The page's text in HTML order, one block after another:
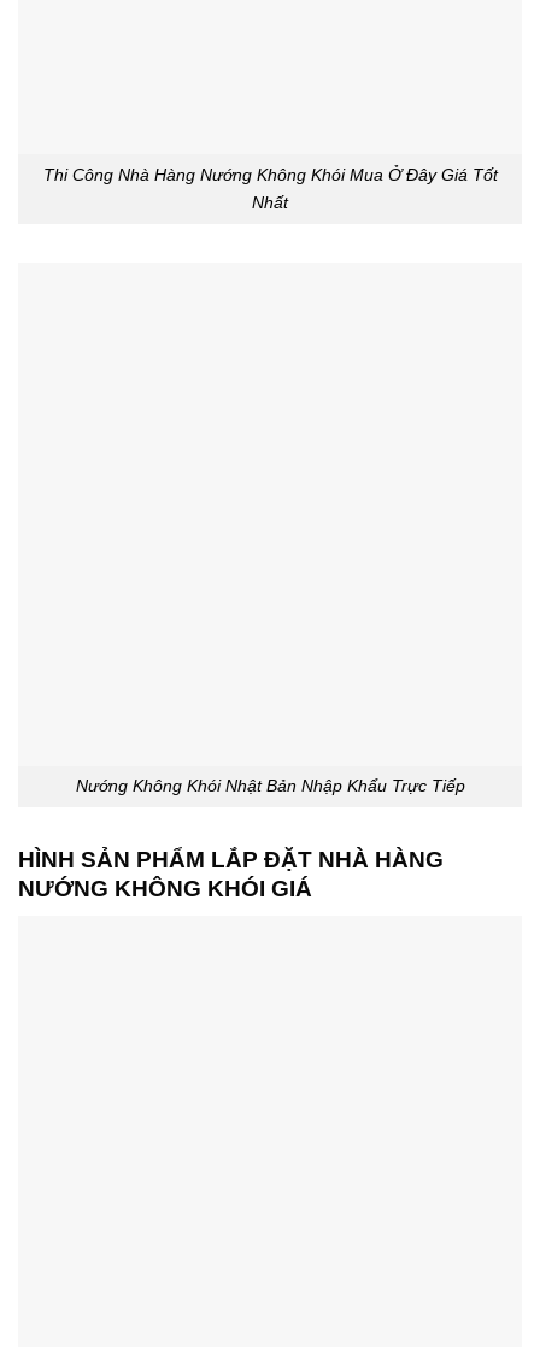
Thi Công Nhà Hàng Nướng Không Khói Mua Ở Đây Giá Tốt
Nhất
Nướng Không Khói Nhật Bản Nhập Khẩu Trực Tiếp
HÌNH SẢN PHẨM LẮP ĐẶT NHÀ HÀNG
NƯỚNG KHÔNG KHÓI GIÁ